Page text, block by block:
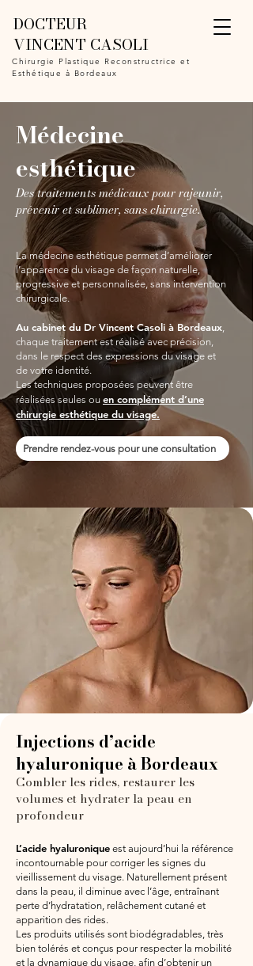
DOCTEUR
VINCENT CASOLI
Chirurgie Plastique Reconstructrice et
Esthétique à Bordeaux
Médecine
esthétique
Des traitements médicaux pour rajeunir,
prévenir et sublimer, sans chirurgie.
La médecine esthétique permet d’améliorer
l’apparence du visage de façon naturelle,
progressive et personnalisée, sans intervention
chirurgicale.
Au cabinet du Dr Vincent Casoli à Bordeaux,
chaque traitement est réalisé avec précision,
dans le respect des expressions du visage et
de votre identité.
Les techniques proposées peuvent être
réalisées seules ou en complément d’une
chirurgie esthétique du visage.
Prendre rendez-vous pour une consultation
Injections d’acide
hyaluronique à Bordeaux
Combler les rides, restaurer les
volumes et hydrater la peau en
profondeur
L’acide hyaluronique est aujourd’hui la référence
incontournable pour corriger les signes du
vieillissement du visage. Naturellement présent
dans la peau, il diminue avec l’âge, entraînant
perte d’hydratation, relâchement cutané et
apparition des rides.
Les produits utilisés sont biodégradables, très
bien tolérés et conçus pour respecter la mobilité
et la dynamique du visage, afin d’obtenir un